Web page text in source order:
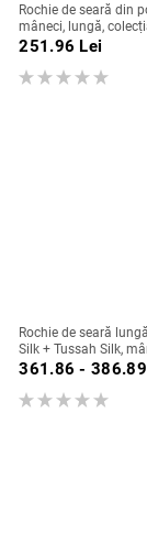
Rochie de seară din
mâneci, lungă,
2024
251.96 Lei
Rochie de seară
Silk + Tussah Silk,
croială lungă,
banchet și gală,
361.86 - 386.89